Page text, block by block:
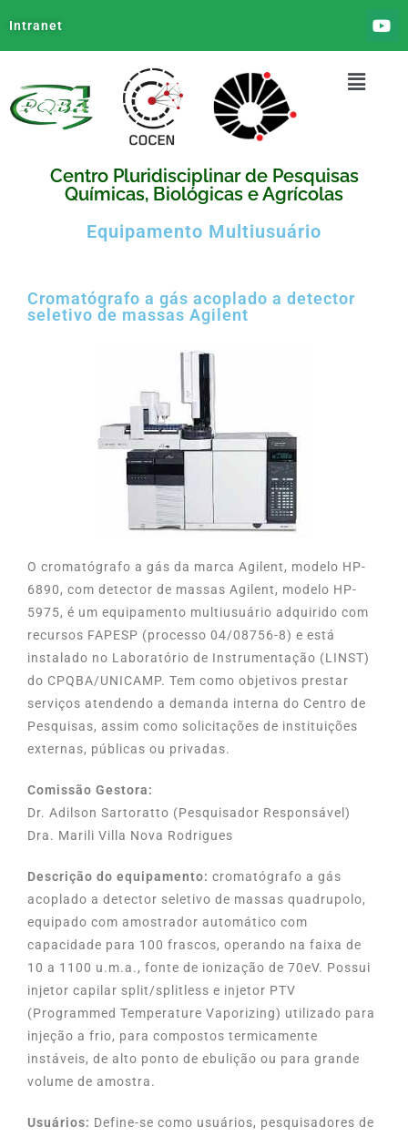
Intranet
Centro Pluridisciplinar de Pesquisas
Químicas, Biológicas e Agrícolas
Equipamento Multiusuário
Cromatógrafo a gás acoplado a detector
seletivo de massas Agilent
O cromatógrafo a gás da marca Agilent, modelo HP-
6890, com detector de massas Agilent, modelo HP-
5975, é um equipamento multiusuário adquirido com
recursos FAPESP (processo 04/08756-8) e está
instalado no Laboratório de Instrumentação (LINST)
do CPQBA/UNICAMP. Tem como objetivos prestar
serviços atendendo a demanda interna do Centro de
Pesquisas, assim como solicitações de instituições
externas, públicas ou privadas.
Comissão Gestora:
Dr. Adilson Sartoratto (Pesquisador Responsável)
Dra. Marili Villa Nova Rodrigues
Descrição do equipamento: cromatógrafo a gás
acoplado a detector seletivo de massas quadrupolo,
equipado com amostrador automático com
capacidade para 100 frascos, operando na faixa de
10 a 1100 u.m.a., fonte de ionização de 70eV. Possui
injetor capilar split/splitless e injetor PTV
(Programmed Temperature Vaporizing) utilizado para
injeção a frio, para compostos termicamente
instáveis, de alto ponto de ebulição ou para grande
volume de amostra.
Usuários: Define-se como usuários, pesquisadores de